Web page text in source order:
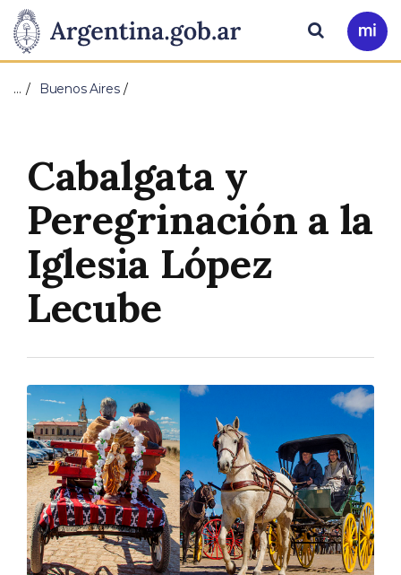
Presidencia
de
Nación
Pasar al contenido principal
Ir
a
Buscar
… Buenos Aires
Cabalgata y
Peregrinación a la
Iglesia López
Lecube